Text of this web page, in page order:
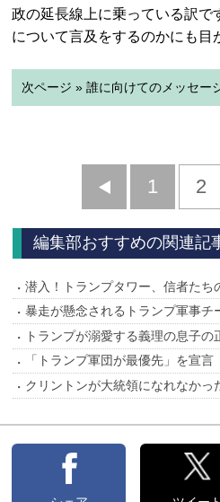
政の延長線上に乗っている訳で
について言及をするのかにも目
次ページ » 誰に向けてのメッセー
前
へ
1 2
編集部おすすめの関連記
潜入！トランプタワー、信者たち
暴走が懸念されるトランプ軍事チ
トランプが溺愛する義理の息子の
「トランプ軍団が最優先」を宣言
クリントンが大統領になれなかっ